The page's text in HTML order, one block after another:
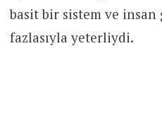
basit bir sistem ve
fazlasıyla yeterliydi.